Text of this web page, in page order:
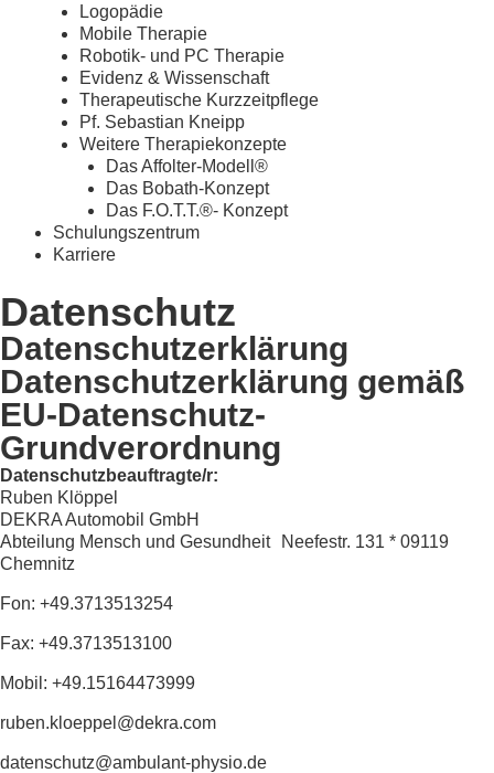
Logopädie
Mobile Therapie
Robotik- und PC Therapie
Evidenz & Wissenschaft
Therapeutische Kurzzeitpflege
Pf. Sebastian Kneipp
Weitere Therapiekonzepte
Das Affolter-Modell®
Das Bobath-Konzept
Das F.O.T.T.®- Konzept
Schulungszentrum
Karriere
Datenschutz
Datenschutzerklärung
Datenschutzerklärung gemäß
EU-Datenschutz-
Grundverordnung
Datenschutzbeauftragte/r:
Ruben Klöppel
DEKRA Automobil GmbH
Abteilung Mensch und Gesundheit Neefestr. 131 * 09119
Chemnitz
Fon: +49.3713513254
Fax: +49.3713513100
Mobil: +49.15164473999
ruben.kloeppel@dekra.com
datenschutz@ambulant-physio.de